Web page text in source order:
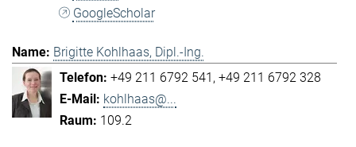
GoogleScholar
Brigitte Kohlhaas, Dipl.-Ing.
+49 211 6792 541 +49 211 6792 328
kohlhaas@...
109.2